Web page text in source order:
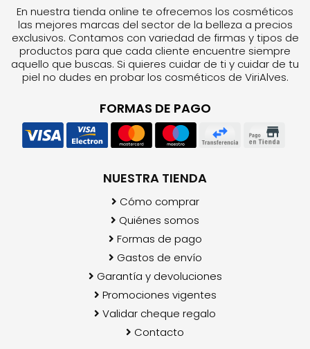
En nuestra tienda online te ofrecemos los cosméticos
las mejores marcas del sector de la belleza a precios
exclusivos. Contamos con variedad de firmas y tipos de
productos para que cada cliente encuentre siempre
aquello que buscas. Si quieres cuidar de ti y cuidar de tu
piel no dudes en probar los cosméticos de ViriAlves.
FORMAS DE PAGO
NUESTRA TIENDA
Cómo comprar
Quiénes somos
Formas de pago
Gastos de envío
Garantía y devoluciones
Promociones vigentes
Validar cheque regalo
Contacto